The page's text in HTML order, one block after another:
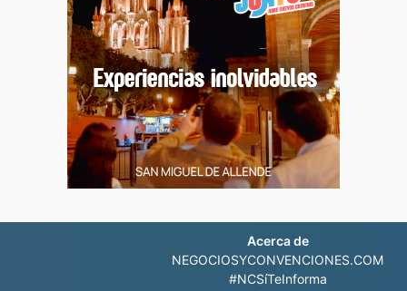
Acerca de
NEGOCIOSYCONVENCIONES.COM
#NCSíTeInforma